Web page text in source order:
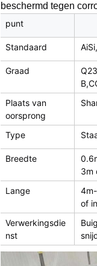
beschermd tegen
punt
Standaard
Graad
Plaats van
oorsprong
Type
Breedte
3m
Lange
of
Verwerkingsdie
nst